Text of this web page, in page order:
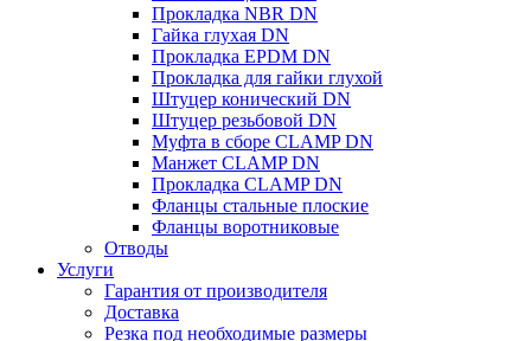
Прокладка NBR DN
Гайка глухая DN
Прокладка EPDM DN
Прокладка для гайки глухой
Штуцер конический DN
Штуцер резьбовой DN
Муфта в сборе CLAMP DN
Манжет CLAMP DN
Прокладка CLAMP DN
Фланцы стальные плоские
Фланцы воротниковые
Отводы
Услуги
Гарантия от производителя
Доставка
Резка под необходимые размеры